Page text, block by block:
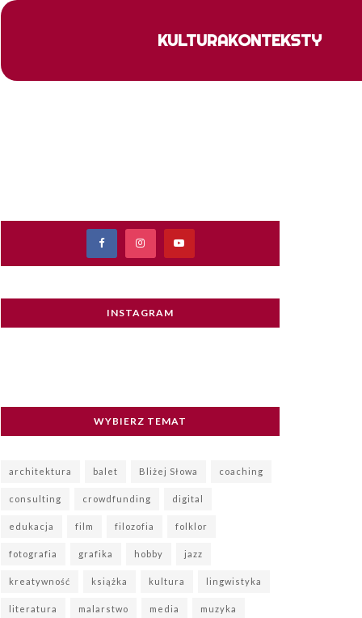
KULTURAKONTEKSTY
INSTAGRAM
WYBIERZ TEMAT
architektura balet Bliżej Słowa coaching
consulting crowdfunding digital
edukacja film filozofia folklor
fotografia grafika hobby jazz
kreatywność książka kultura lingwistyka
literatura malarstwo media muzyka